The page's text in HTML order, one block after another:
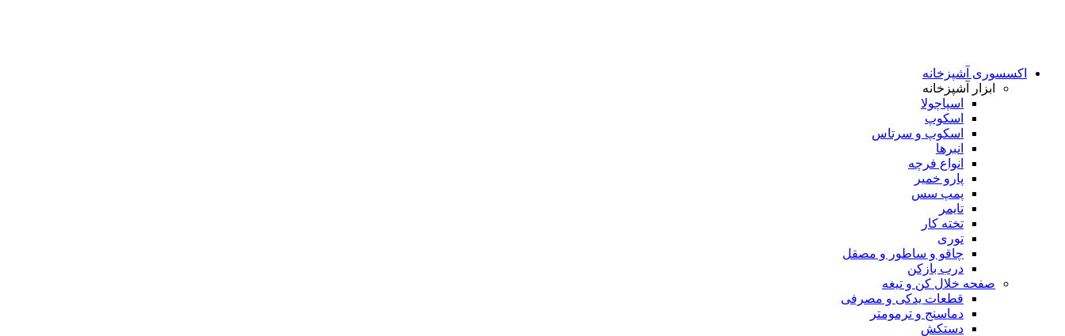
اکسسوری آشپزخانه
ابزار آشپزخانه
اسپاچولا
اسکوپ
اسکوپ و سرتاس
انبرها
انواع فرچه
پارو خمیر
پمپ سس
تایمر
تخته کار
توری
چاقو و ساطور و مصقل
درب بازکن
صفحه خلال کن و تیغه
قطعات یدکی و مصرفی
دماسنج و ترمومتر
دستکش